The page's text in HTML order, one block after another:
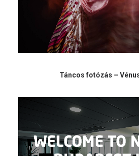
Táncos fotózás –